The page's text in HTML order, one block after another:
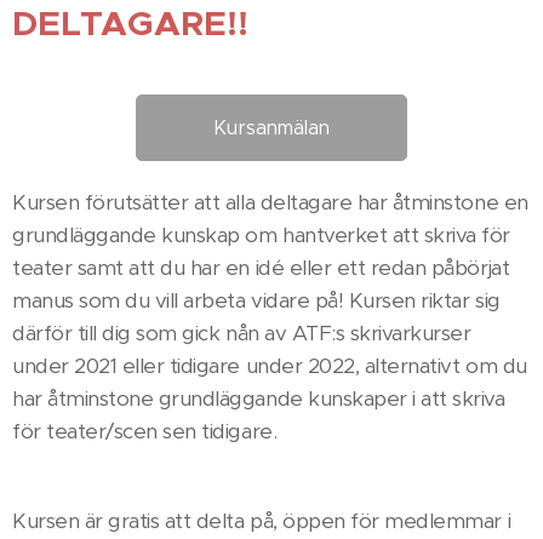
DELTAGARE!!
Kursanmälan
Kursen förutsätter att alla deltagare har åtminstone en
grundläggande kunskap om hantverket att skriva för
teater samt att du har en idé eller ett redan påbörjat
manus som du vill arbeta vidare på! Kursen riktar sig
därför till dig som gick nån av ATF:s skrivarkurser
under 2021 eller tidigare under 2022, alternativt om du
har åtminstone grundläggande kunskaper i att skriva
för teater/scen sen tidigare.
Kursen är gratis att delta på, öppen för medlemmar i